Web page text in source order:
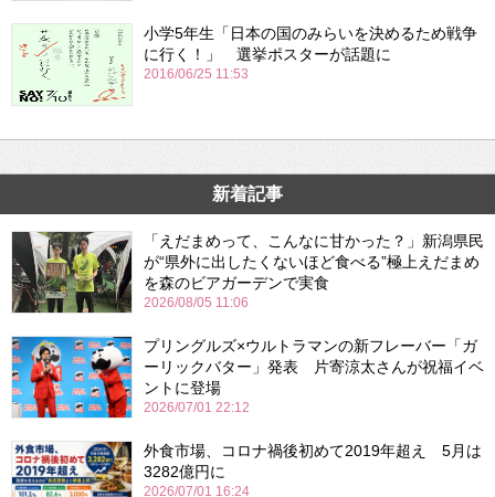
小学5年生「日本の国のみらいを決めるため戦争
に行く！」 選挙ポスターが話題に
2016/06/25 11:53
新着記事
「えだまめって、こんなに甘かった？」新潟県民
が“県外に出したくないほど食べる”極上えだまめ
を森のビアガーデンで実食
2026/08/05 11:06
プリングルズ×ウルトラマンの新フレーバー「ガ
ーリックバター」発表 片寄涼太さんが祝福イベ
ントに登場
2026/07/01 22:12
外食市場、コロナ禍後初めて2019年超え 5月は
3282億円に
2026/07/01 16:24